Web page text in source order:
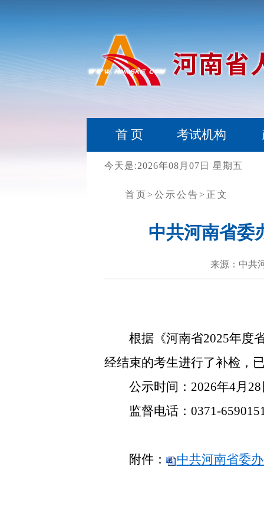
首 页 考试机构
今天是:2026年08月07日 星期五
首页 >公示公告 >正文
中共河南省委
来源：中共
根据《河南省2025年度
经结束的考生进行了补检，
公示时间： 2026年4月 28
监督电话： 0371-
附件： 中共河南省委